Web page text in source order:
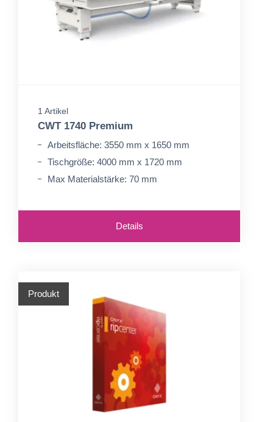
1 Artikel
CWT 1740 Premium
Arbeitsfläche: 3550 mm x 1650 mm
Tischgröße: 4000 mm x 1720 mm
Max Materialstärke: 70 mm
Details
Produkt